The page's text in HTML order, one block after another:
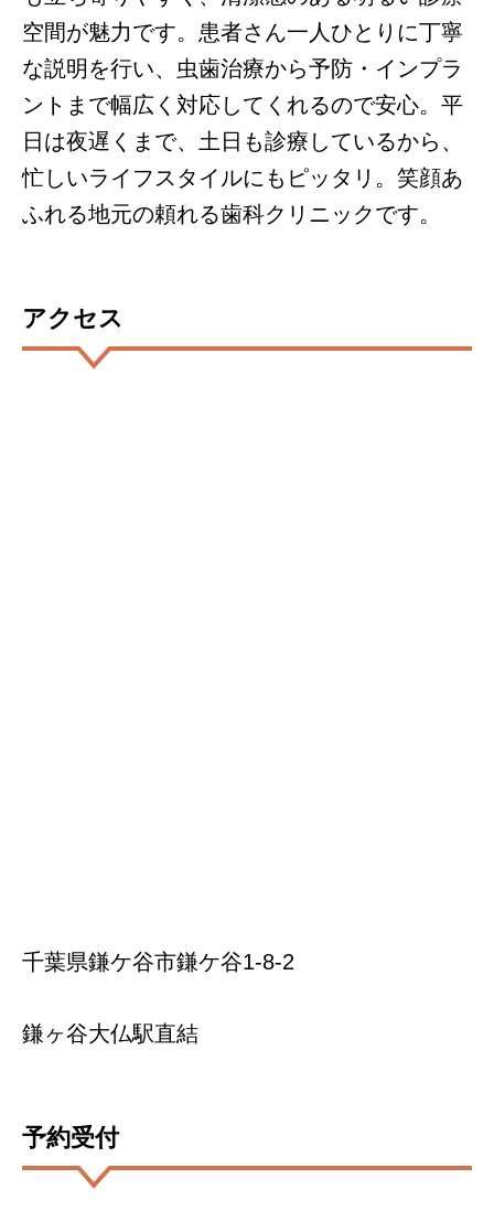
空間が魅力です。患者さん一人ひとりに丁寧
な説明を行い、虫歯治療から予防・インプラ
ントまで幅広く対応してくれるので安心。平
日は夜遅くまで、土日も診療しているから、
忙しいライフスタイルにもピッタリ。笑顔あ
ふれる地元の頼れる歯科クリニックです。
アクセス
千葉県鎌ケ谷市鎌ケ谷1-8-2
鎌ヶ谷大仏駅直結
予約受付